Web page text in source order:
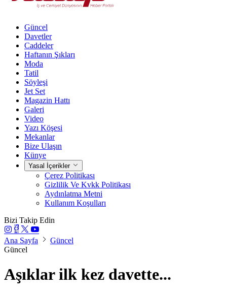
Güncel
Davetler
Caddeler
Haftanın Şıkları
Moda
Tatil
Söyleşi
Jet Set
Magazin Hattı
Galeri
Video
Yazı Köşesi
Mekanlar
Bize Ulaşın
Künye
Yasal İçerikler
Çerez Politikası
Gizlilik Ve Kvkk Politikası
Aydınlatma Metni
Kullanım Koşulları
Bizi Takip Edin
Ana Sayfa
Güncel
Güncel
Aşıklar ilk kez davette...